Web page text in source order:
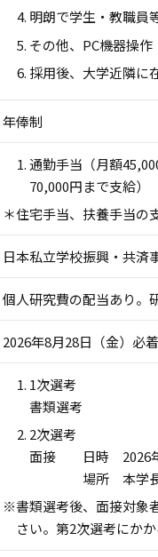
明朗で学生・教職員
その他、PC機器操
採用後、大学近隣に
年俸制
通勤手当（月額
70,000円まで支給）
＊住宅手当、扶養手当の
日本私立学校振興・共済
個人研究費の配当あり。
2026年8月28日（金）
1次選考
書類選考
2次選考
面接 日時 2026年9
場所 本学長久
※書類選考後、面接対象
さい。第2次選考にか